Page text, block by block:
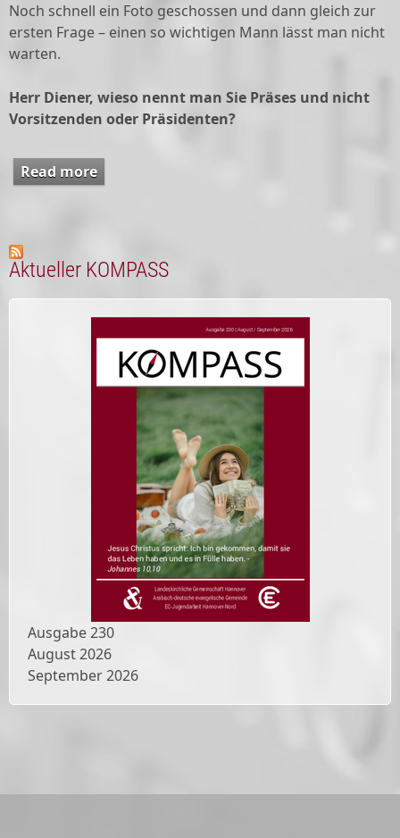
Noch schnell ein Foto geschossen und dann gleich zur
ersten Frage – einen so wichtigen Mann lässt man nicht
warten.
Herr Diener, wieso nennt man Sie Präses und nicht
Vorsitzenden oder Präsidenten?
Read more
Aktueller KOMPASS
Ausgabe230
August 2026
September 2026